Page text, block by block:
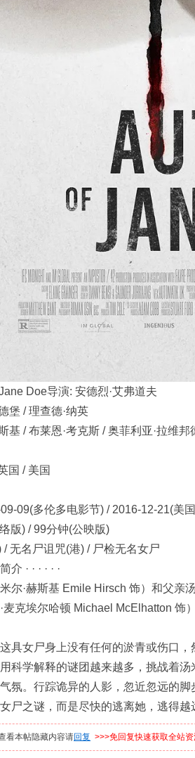
Doe导演: 安德烈·艾弗道夫
堡 / 理查德·纳英
基 / 布莱恩·考克斯 / 奥菲利亚·拉维
国 / 美国
09(多伦多电影节) / 2016-12-21(美
版) / 99分钟(公映版)
/ 无名尸诅咒(港) / 尸检无名女尸
· · · · · ·
赫斯基 Emile Hirsch 饰）和父亲汤
麦克埃尔哈顿 Michael McElhatton
尸身上没有任何的淤青或伤口，
科学解释的谜团越来越多，挑战着
氛。行踪诡异的人影，忽近忽远的
尸之谜，而是尽快的逃离她，逃得越
看本帖隐藏内容请回复 >>>免回复快速获取全站